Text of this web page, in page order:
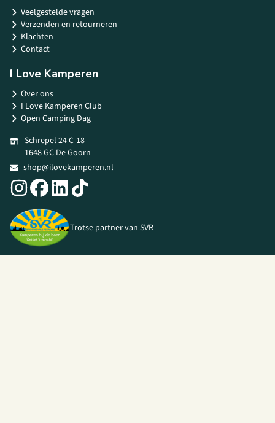
Veelgestelde vragen
Verzenden en retourneren
Klachten
Contact
I Love Kamperen
Over ons
I Love Kamperen Club
Open Camping Dag
Schrepel 24 C-18
1648 GC De Goorn
shop@ilovekamperen.nl
Trotse partner van SVR